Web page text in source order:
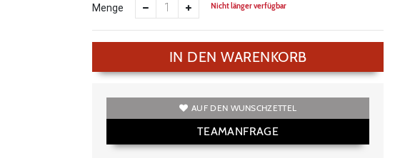
Menge Nicht länger verfügbar
IN DEN WARENKORB
AUF DEN WUNSCHZETTEL
TEAMANFRAGE